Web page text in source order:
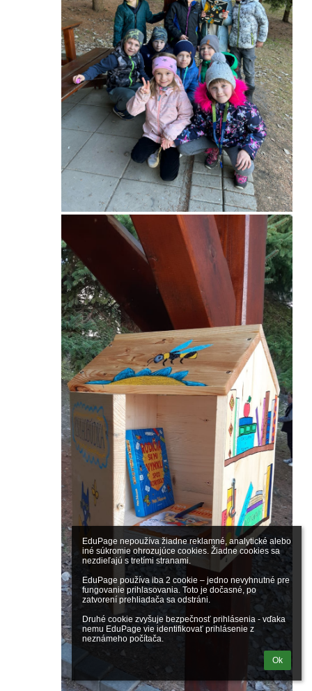
EduPage nepoužíva žiadne reklamné, analytické alebo
iné súkromie ohrozujúce cookies. Žiadne cookies sa
nezdieľajú s tretími stranami.
EduPage používa iba 2 cookie – jedno nevyhnutné pre
fungovanie prihlasovania. Toto je dočasné, po
zatvorení prehliadača sa odstráni.
Druhé cookie zvyšuje bezpečnosť prihlásenia - vďaka
nemu EduPage vie identifikovať prihlásenie z
neznámeho počítača.
Ok